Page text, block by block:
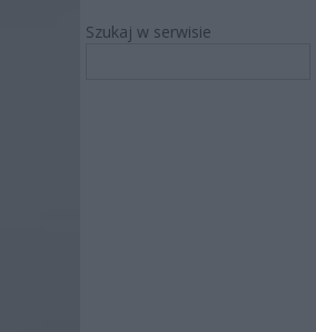
Szukaj w serwisie